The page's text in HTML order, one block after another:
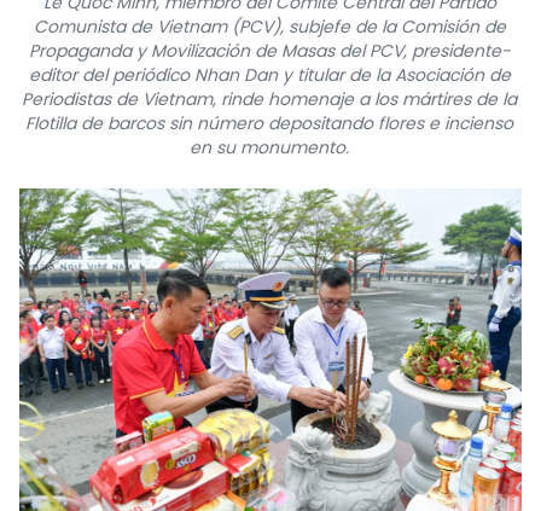
Comunista de Vietnam (PCV), subjefe de la Comisión de
Propaganda y Movilización de Masas del PCV, presidente-
editor del periódico Nhan Dan y titular de la Asociación de
Periodistas de Vietnam, rinde homenaje a los mártires de la
Flotilla de barcos sin número depositando flores e incienso
en su monumento.